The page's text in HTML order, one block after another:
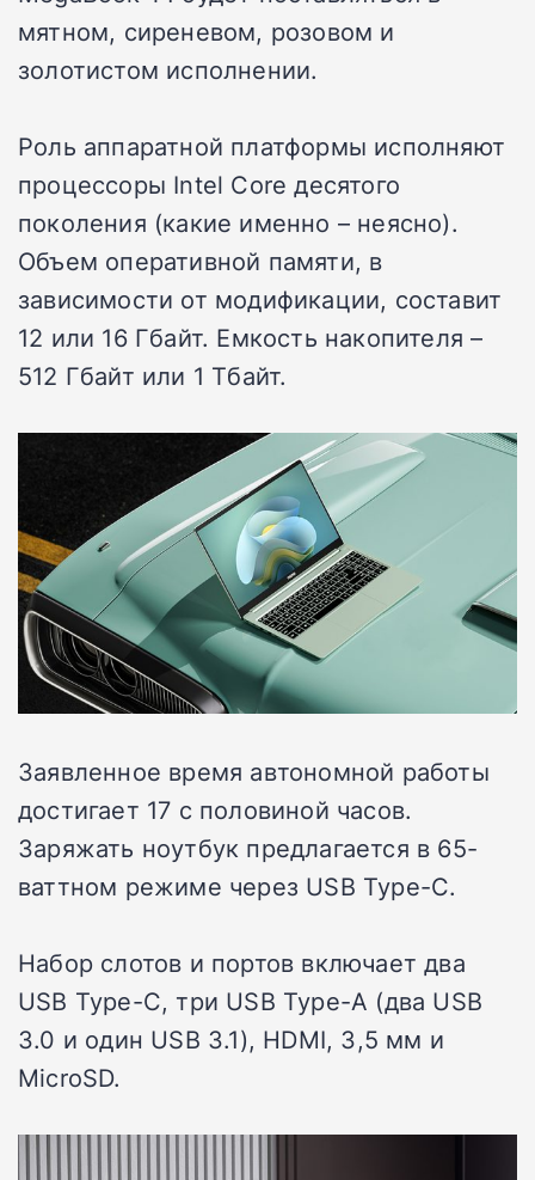
мятном, сиреневом, розовом и
золотистом исполнении.
Роль аппаратной платформы исполняют
процессоры Intel Core десятого
поколения (какие именно – неясно).
Объем оперативной памяти, в
зависимости от модификации, составит
12 или 16 Гбайт. Емкость накопителя –
512 Гбайт или 1 Тбайт.
Заявленное время автономной работы
достигает 17 с половиной часов.
Заряжать ноутбук предлагается в 65-
ваттном режиме через USB Type-C.
Набор слотов и портов включает два
USB Type-C, три USB Type-A (два USB
3.0 и один USB 3.1), HDMI, 3,5 мм и
MicroSD.